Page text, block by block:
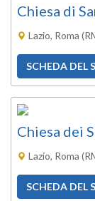
Chiesa di
Lazio, Roma
SCHEDA DEL
Chiesa dei
Lazio, Roma
SCHEDA DEL